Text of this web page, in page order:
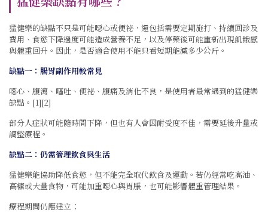
猛健樂的缺點不只是可能噁心或便祕，還包括需要定期施打、持續回診及
費用、食慾下降過度可能造成營養不足，以及停藥後可能重新出現飢餓感
與體重回升。因此，是否適合使用不能只看短期能減多少公斤。
缺點一：腸胃副作用較常見
噁心、腹瀉、嘔吐、便祕、腹痛及消化不良，是使用者最常遇到的猛健樂
缺點。[1][2]
部分人症狀可能隨時間下降，但也有人會因耐受度不佳，需要延後升量或
調整療程。
缺點二：仍需管理飲食與生活
猛健樂能協助降低食慾，但不能完全取代飲食及運動。若仍經常吃高油、
高糖或大量食物，可能加重噁心與胃脹，也可能影響體重管理結果。
療程期間仍應建立：